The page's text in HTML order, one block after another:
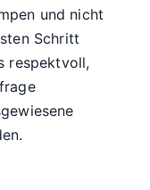
und nicht
Schritt
respektvoll,